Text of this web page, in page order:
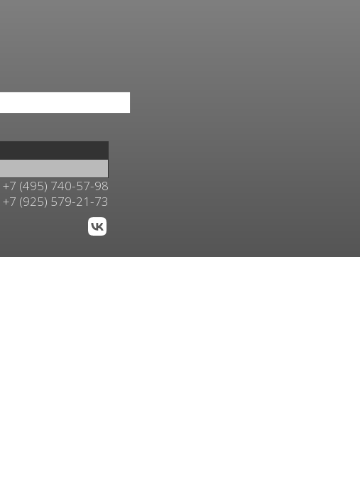
+7 (495) 740-57-98
+7 (925) 579-21-73